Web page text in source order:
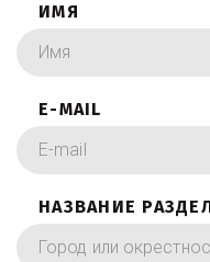
ИМЯ
E-MAIL
НАЗВАНИЕ